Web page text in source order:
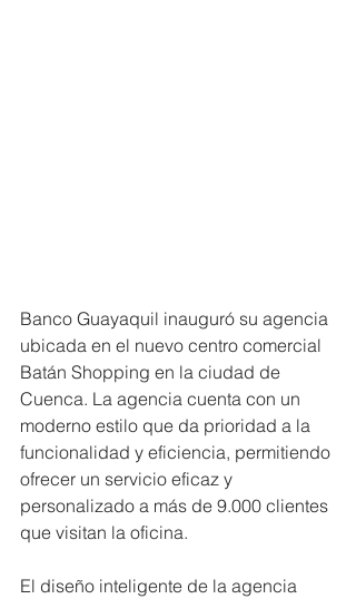
Banco Guayaquil inauguró su agencia
ubicada en el nuevo centro comercial
Batán Shopping en la ciudad de
Cuenca. La agencia cuenta con un
moderno estilo que da prioridad a la
funcionalidad y eficiencia, permitiendo
ofrecer un servicio eficaz y
personalizado a más de 9.000 clientes
que visitan la oficina.
El diseño inteligente de la agencia